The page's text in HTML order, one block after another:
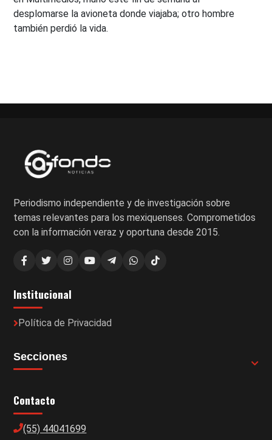
desplomarse la avioneta donde viajaba; otro hombre
también perdió la vida.
Periodismo independiente y de investigación sobre
temas relevantes para los mexiquenses. Comprometidos
con la información veraz y oportuna desde 2015.
Institucional
Política de Privacidad
Secciones
Contacto
(55) 44041699